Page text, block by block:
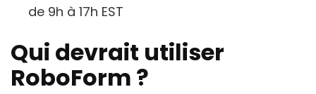
de 9h à 17h EST
Qui devrait utiliser
RoboForm ?